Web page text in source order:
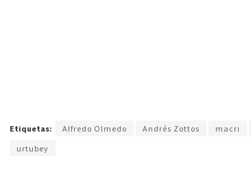
Etiquetas: Alfredo Olmedo Andrés Zottos macri
urtubey